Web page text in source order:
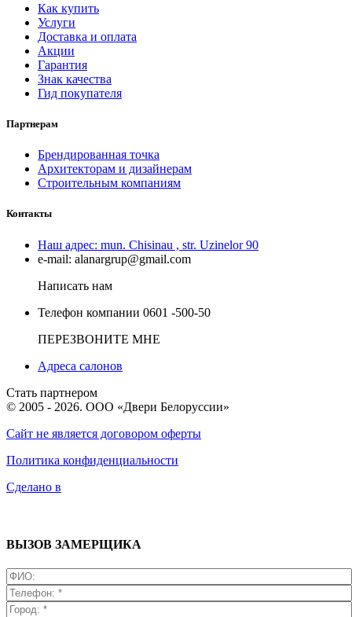
Как купить
Услуги
Доставка и оплата
Акции
Гарантия
Знак качества
Гид покупателя
Партнерам
Брендированная точка
Архитекторам и дизайнерам
Строительным компаниям
Контакты
Наш адрес: mun. Chisinau , str. Uzinelor 90
e-mail: alanargrup@gmail.com
Написать нам
Телефон компании 0601 -500-50
ПЕРЕЗВОНИТЕ МНЕ
Адреса салонов
Стать партнером
© 2005 - 2026. ООО «Двери Белоруссии»
Сайт не является договором оферты
Политика конфиденциальности
Сделано в
ВЫЗОВ ЗАМЕРЩИКА